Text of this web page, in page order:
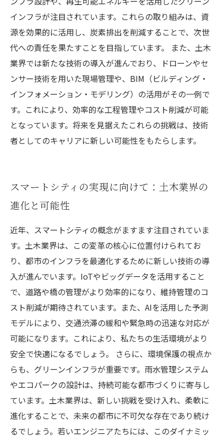
インフラが注目されています。これらの取り組みは、資
源を効果的に活用し、炭素排出を削減することで、次世
代への責任を果たすことを目指しています。 また、土木
業界では新たな技術の導入が進んでおり、ドローンやセ
ンサー技術を用いた現場管理や、BIM（ビルディング・
インフォメーション・モデリング）の活用がその一例で
す。これにより、効率的な工程管理やコスト削減が可能
となっています。将来を見据えたこれらの挑戦は、技術
者としてのキャリアに新しい可能性をもたらします。
スマートシティの実現に向けて：土木業界の
進化と可能性
近年、スマートシティの概念がますます注目されていま
す。土木業界は、この変革の核心に位置付けられてお
り、都市のインフラを最適化するために新しい技術の導
入が進んでいます。IoTやビッグデータを活用すること
で、道路や橋の管理がより効率的になり、維持管理のコ
スト削減が期待されています。また、AIを活用した予測
モデルにより、交通渋滞の緩和や緊急時の迅速な対応が
可能になります。これにより、私たちの生活環境がより
安全で快適になるでしょう。 さらに、環境保護の視点か
らも、グリーンインフラが重要です。雨水管理システム
やエコパークの設計は、持続可能な都市づくりに寄与し
ています。土木業界は、新しい挑戦を受け入れ、柔軟に
進化することで、未来の都市に不可欠な存在であり続け
るでしょう。若いエンジニアたちには、このダイナミッ